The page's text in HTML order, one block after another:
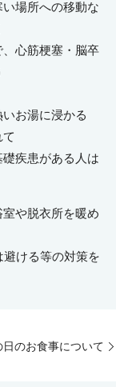
場所への移動な
心筋梗塞・脳卒
お湯に浸かる
疾患がある人は
や脱衣所を暖め
ける等の対策を
のお食事について